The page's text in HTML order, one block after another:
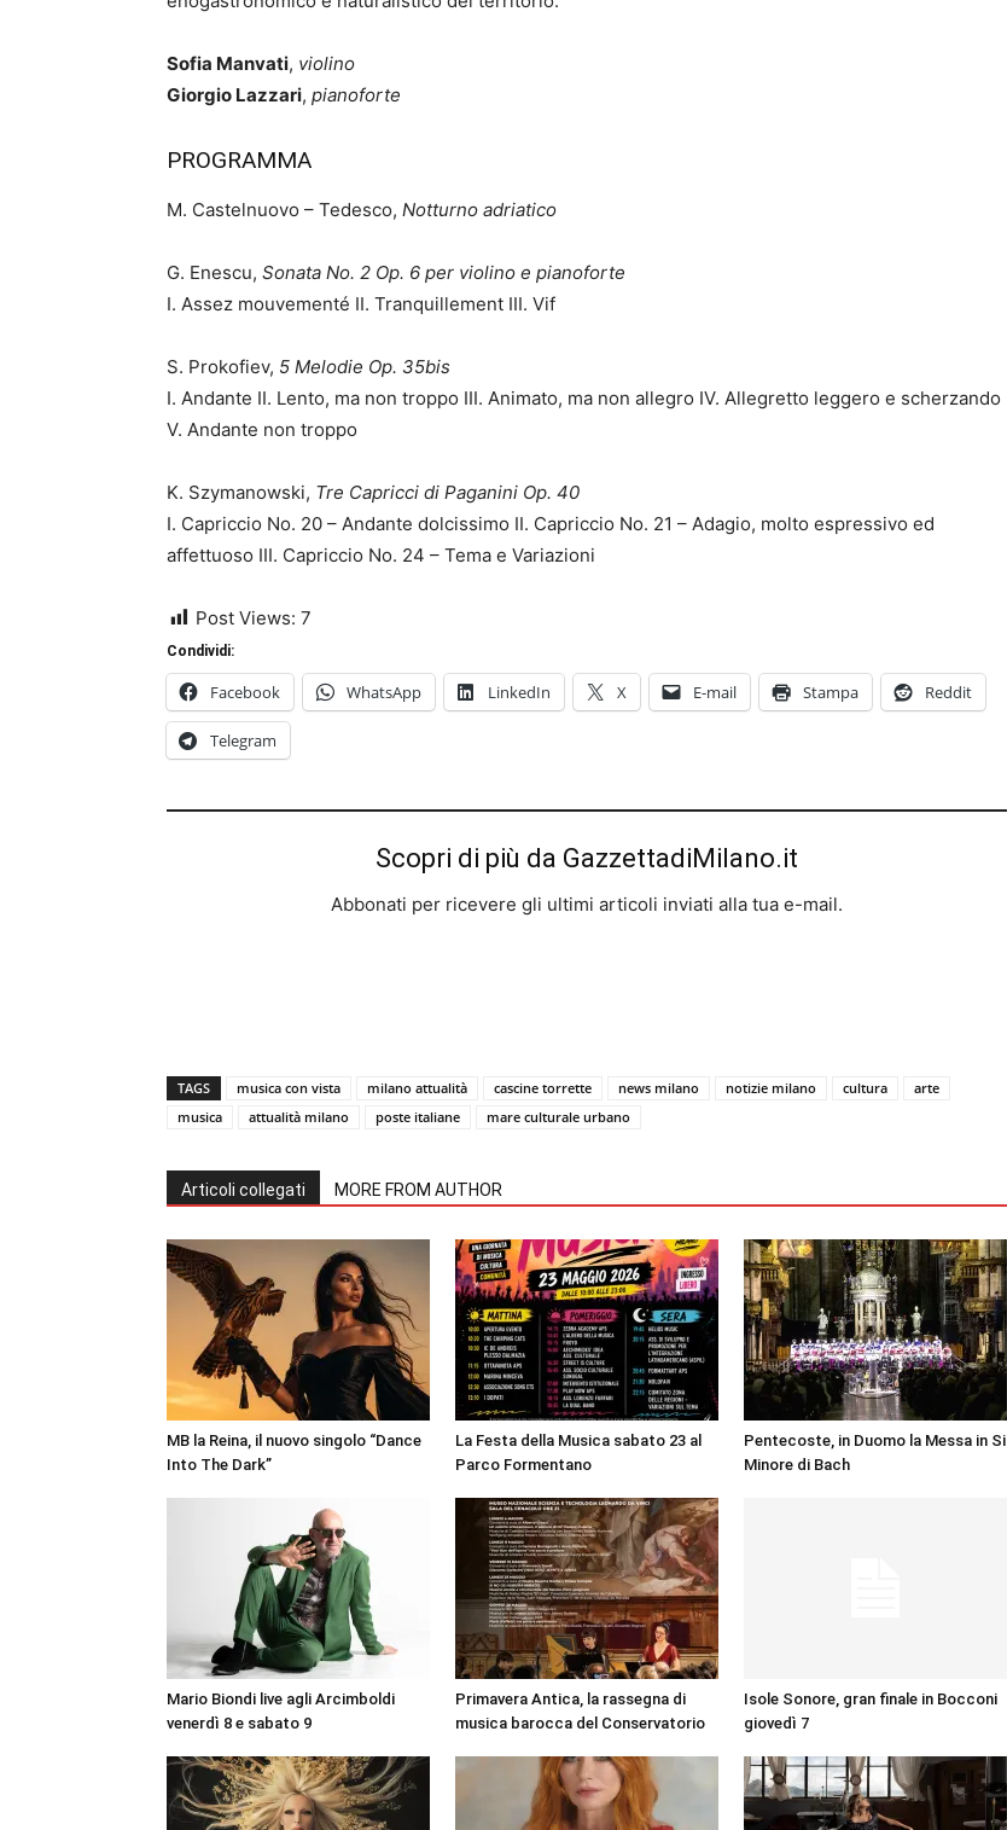
Sofia Manvati, violino
Giorgio Lazzari, pianoforte
PROGRAMMA
M. Castelnuovo – Tedesco, Notturno adriatico
G. Enescu, Sonata No. 2 Op. 6 per violino e pianoforte
I. Assez mouvementé II. Tranquillement III. Vif
S. Prokofiev, 5 Melodie Op. 35bis
I. Andante II. Lento, ma non troppo III. Animato, ma non allegro IV. Allegretto leggero e scherzando
V. Andante non troppo
K. Szymanowski, Tre Capricci di Paganini Op. 40
I. Capriccio No. 20 – Andante dolcissimo II. Capriccio No. 21 – Adagio, molto espressivo ed
affettuoso III. Capriccio No. 24 – Tema e Variazioni
Post Views: 7
Condividi:
Facebook WhatsApp LinkedIn X E-mail Stampa Reddit
Telegram
Scopri di più da GazzettadiMilano.it
Abbonati per ricevere gli ultimi articoli inviati alla tua e-mail.
TAGS musica con vista milano attualità cascine torrette news milano notizie milano cultura
arte
musica
attualità milano poste italiane mare culturale urbano
Articoli collegati MORE FROM AUTHOR
MB la Reina, il nuovo singolo “Dance
Into The Dark”
La Festa della Musica sabato 23 al
Parco Formentano
Pentecoste, in Duomo la Messa in Si
Minore di Bach
Mario Biondi live agli Arcimboldi
venerdì 8 e sabato 9
Primavera Antica, la rassegna di
musica barocca del Conservatorio
Isole Sonore, gran finale in Bocconi
giovedì 7